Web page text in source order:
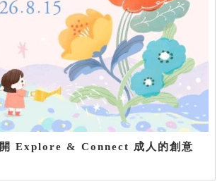
Explore & Connect 成人的創意